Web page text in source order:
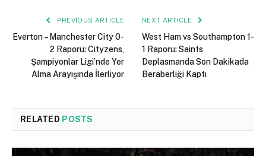
PREVIOUS ARTICLE
Everton – Manchester City 0-
2 Raporu: Cityzens,
Şampiyonlar Ligi’nde Yer
Alma Arayışında İlerliyor
NEXT ARTICLE
West Ham vs Southampton 1-
1 Raporu: Saints
Deplasmanda Son Dakikada
Beraberliği Kaptı
RELATED POSTS